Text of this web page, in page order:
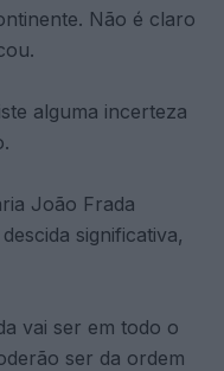
Não é claro
alguma incerteza
João Frada
significativa,
vai ser em todo o
ser da ordem